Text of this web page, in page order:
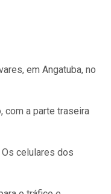
em Angatuba, no
com a parte traseira
celulares dos